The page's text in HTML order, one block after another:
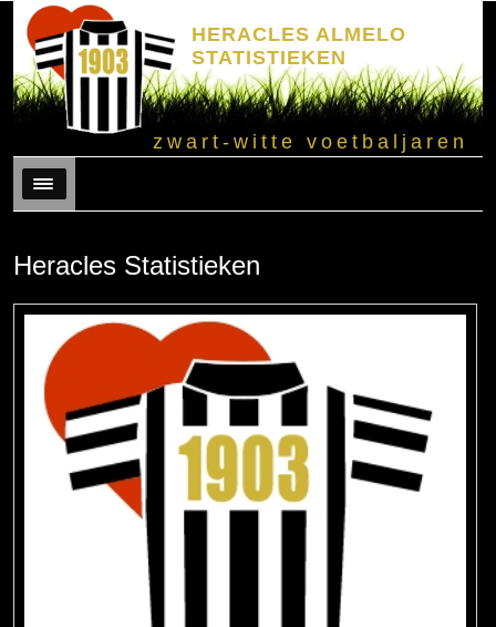
HERACLES ALMELO
STATISTIEKEN
zwart-witte voetbaljaren
Menu
Heracles Statistieken